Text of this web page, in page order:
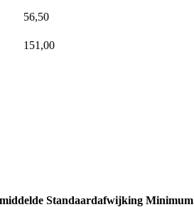
56,50
151,00
Standaardafwijking Minimum